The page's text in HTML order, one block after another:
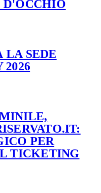
D'OCCHIO
LA SEDE
2026
PER
TICKETING